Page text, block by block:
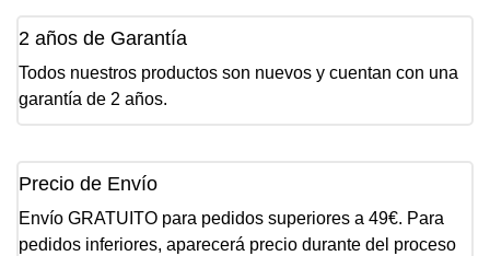
2 años de Garantía
Todos nuestros productos son nuevos y cuentan con una
garantía de 2 años.
Precio de Envío
Envío GRATUITO para pedidos superiores a 49€. Para
pedidos inferiores, aparecerá precio durante del proceso